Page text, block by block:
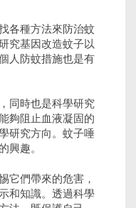
各種方法來防治蚊
究基因改造蚊子以
人防蚊措施也是有
同時也是科學研究
夠阻止血液凝固的
研究方向。蚊子唾
興趣。
它們帶來的危害，
和知識。透過科學